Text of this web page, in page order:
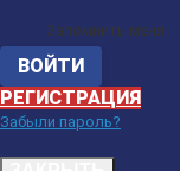
Запомнить меня
РЕГИСТРАЦИЯ
Забыли пароль?